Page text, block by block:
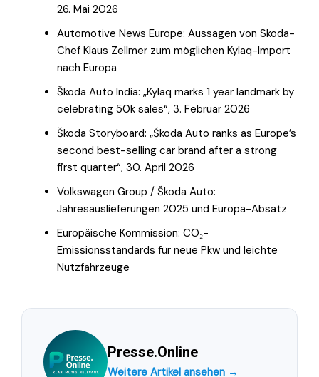
26. Mai 2026
Automotive News Europe: Aussagen von Skoda-
Chef Klaus Zellmer zum möglichen Kylaq-Import
nach Europa
Škoda Auto India: „Kylaq marks 1 year landmark by
celebrating 50k sales“, 3. Februar 2026
Škoda Storyboard: „Škoda Auto ranks as Europe’s
second best-selling car brand after a strong
first quarter“, 30. April 2026
Volkswagen Group / Škoda Auto:
Jahresauslieferungen 2025 und Europa-Absatz
Europäische Kommission: CO₂-
Emissionsstandards für neue Pkw und leichte
Nutzfahrzeuge
Presse.Online
Weitere Artikel ansehen →